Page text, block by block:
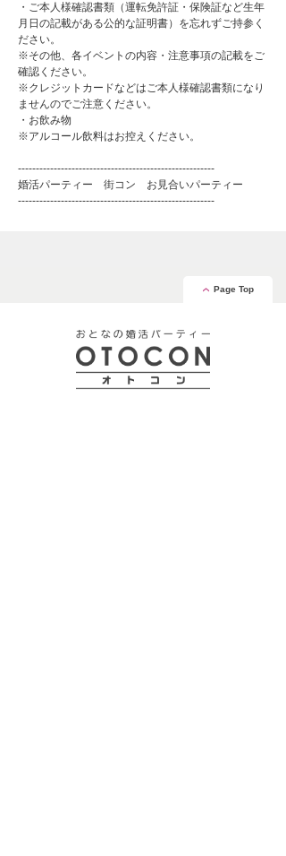
・ご本人様確認書類（運転免許証・保険証など生年
月日の記載がある公的な証明書）を忘れずご持参く
ださい。
※その他、各イベントの内容・注意事項の記載をご
確認ください。
※クレジットカードなどはご本人様確認書類になり
ませんのでご注意ください。
・お飲み物
※アルコール飲料はお控えください。
-------------------------------------------------------
婚活パーティー 街コン お見合いパーティー
-------------------------------------------------------
Page Top